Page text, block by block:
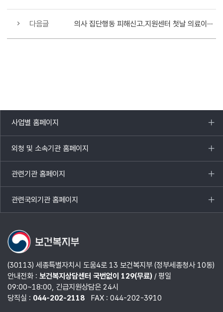
다음글 의사 집단행동 피해신고.지원센터 첫날 의료이용불편 상담 총 103건, 피해신고 접수 34건
사업별 홈페이지
목록
열기
외청 및 소속기관 홈페이지
목록
열기
관련기관 홈페이지
목록
열기
관련국외기관 홈페이지
목록
열기
(30113) 세종특별자치시 도움4로 13 보건복지부 (정부세종청사 10동)
안내전화 : 보건복지상담센터 국번없이 129(무료)/ 평일
09:00~18:00, 긴급지원상담은 24시
당직실 : 044-202-2118 FAX : 044-202-3910